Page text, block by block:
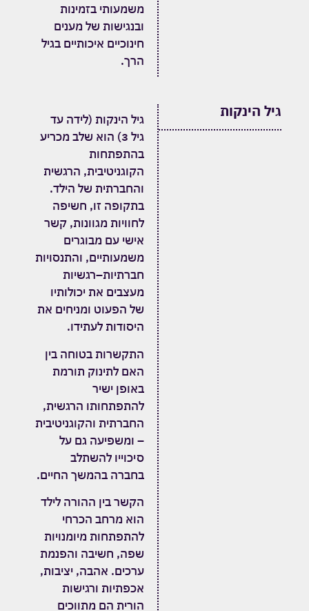
משמעותי בזמינות
ובנגישות של מענים
חינוכיים איכותיים בגיל
הרך.
גיל הינקות
גיל הינקות (לידה עד
גיל 3) הוא שלב מכריע
בהתפתחות
הקוגניטיבית, הרגשית
והחברתית של הילד.
בתקופה זו, חשיפה
לחוויות מגוונות, קשר
אישי עם מבוגרים
משמעותיים, והתנסויות
חברתיות–רגשיות
מעצבים את יכולותיו
של הפעוט ומניחים את
היסודות לעתידו.
התקשרות בטוחה בין
האם לתינוק תורמת
באופן ישיר
להתפתחותו הרגשית,
החברתית והקוגניטיבית
– ומשפיעה גם על
סיכוייו להשתלב
בחברה בהמשך החיים.
הקשר בין ההורה לילד
הוא מרחב הכרחי
להתפתחות מיומנויות
שפה, חשיבה והפנמת
ערכים. אהבה, יציבות,
אכפתיות ורגישות
הורית הם מתווכים